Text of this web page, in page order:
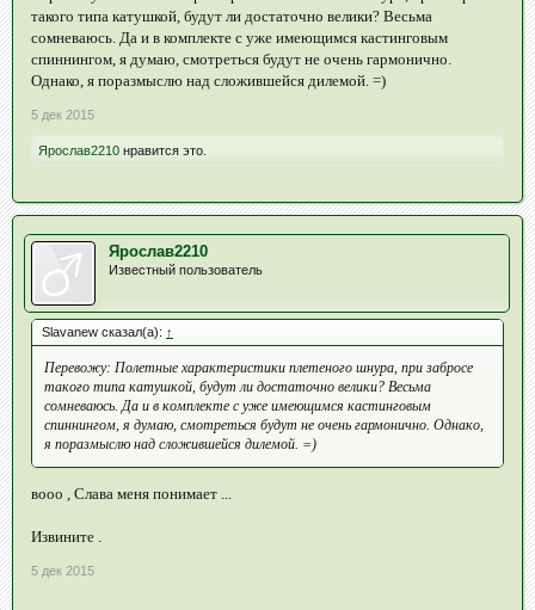
такого типа катушкой, будут ли достаточно велики? Весьма
сомневаюсь. Да и в комплекте с уже имеющимся кастинговым
спиннингом, я думаю, смотреться будут не очень гармонично.
Однако, я поразмыслю над сложившейся дилемой. =)
5 дек 2015
Ярослав2210 нравится это.
Ярослав2210
Известный пользователь
Slavanew сказал(а): ↑
Перевожу: Полетные характеристики плетеного шнура, при забросе
такого типа катушкой, будут ли достаточно велики? Весьма
сомневаюсь. Да и в комплекте с уже имеющимся кастинговым
спиннингом, я думаю, смотреться будут не очень гармонично. Однако,
я поразмыслю над сложившейся дилемой. =)
вооо , Слава меня понимает ...
Извините .
5 дек 2015